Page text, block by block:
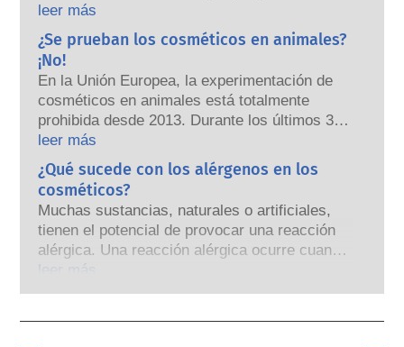
algunas de las propiedades de nuestras
hormonas. El hecho de que algo pueda imitar
a una hormona no significa que vaya a alterar
nuestro sistema endocrino. Muchas
sustancias, incluidas las naturales, imitan a
las hormonas, pero muy pocas, en su mayoría
potentes medicamentos, han demostrado
causar alteraciones en el sistema endocrino.
Las rigurosas evaluaciones de seguridad de
los productos, realizadas por expertos
científicos cualificados, que las empresas
están legalmente obligadas a llevar a cabo
cubren todos los riesgos potenciales, incluida
la posible alteración endocrina.
leer más
¿Se prueban los cosméticos en animales?
¡No!
En la Unión Europea, la experimentación de
cosméticos en animales está totalmente
prohibida desde 2013. Durante los últimos 30
años, mucho antes de que se estableciera la
prohibición, la industria cosmética y de
cuidado personal ha invertido en investigación
y desarrollo para ser pionera en alternativas a
las herramientas de experimentación con
animales para evaluar la seguridad de los
ingredientes y productos cosméticos.
leer más
¿Qué sucede con los alérgenos en los
cosméticos?
Muchas sustancias, naturales o artificiales,
tienen el potencial de provocar una reacción
alérgica. Una reacción alérgica ocurre cuando
el sistema inmunológico de una persona
leer más